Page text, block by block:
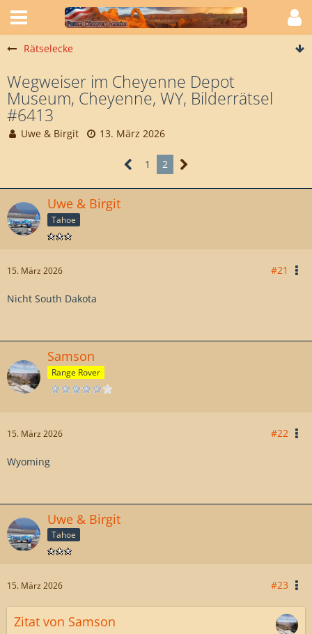
Rätselecke
Wegweiser im Cheyenne Depot
Museum, Cheyenne, WY, Bilderrätsel
#6413
Uwe & Birgit 13. März 2026
1 2
Uwe & Birgit
Tahoe
15. März 2026 #21
Nicht South Dakota
Samson
Range Rover
15. März 2026 #22
Wyoming
Uwe & Birgit
Tahoe
15. März 2026 #23
Zitat von Samson